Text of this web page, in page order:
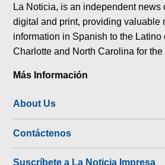
La Noticia, is an independent news
digital and print, providing valuable
information in Spanish to the Latino
Charlotte and North Carolina for the
Más Información
About Us
Contáctenos
Suscríbete a La Noticia Impresa